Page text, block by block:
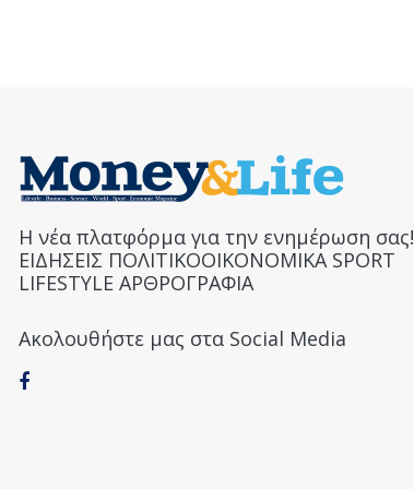
Η νέα πλατφόρμα για την ενημέρωση σας!
ΕΙΔΗΣΕΙΣ ΠΟΛΙΤΙΚΟΟΙΚΟΝΟΜΙΚΑ SPORT
LIFESTYLE ΑΡΘΡΟΓΡΑΦΙΑ
Ακολουθήστε μας στα Social Media